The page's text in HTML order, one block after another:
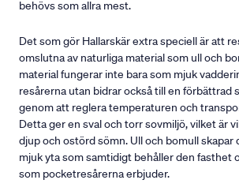
behövs som allra mest.
Det som gör Hallarskär extra speciell är att
omslutna av naturliga material som ull och
material fungerar inte bara som mjuk
resårerna utan bidrar också till en förbättrad
genom att reglera temperaturen och
Detta ger en sval och torr sovmiljö, vilket är
djup och ostörd sömn. Ull och bomull skapar
mjuk yta som samtidigt behåller den fasthet
som pocketresårerna erbjuder.